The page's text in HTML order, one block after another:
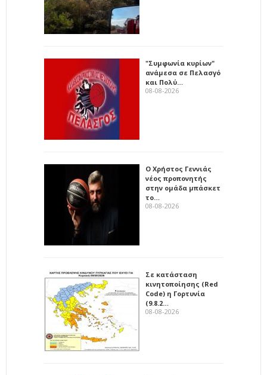
"Συμφωνία κυρίων"
ανάμεσα σε Πελασγό
και Πολύ…
08-08-2026
Ο Χρήστος Γεννιάς
νέος προπονητής
στην ομάδα μπάσκετ
το…
08-08-2026
Σε κατάσταση
κινητοποίησης (Red
Code) η Γορτυνία
(9.8.2…
08-08-2026